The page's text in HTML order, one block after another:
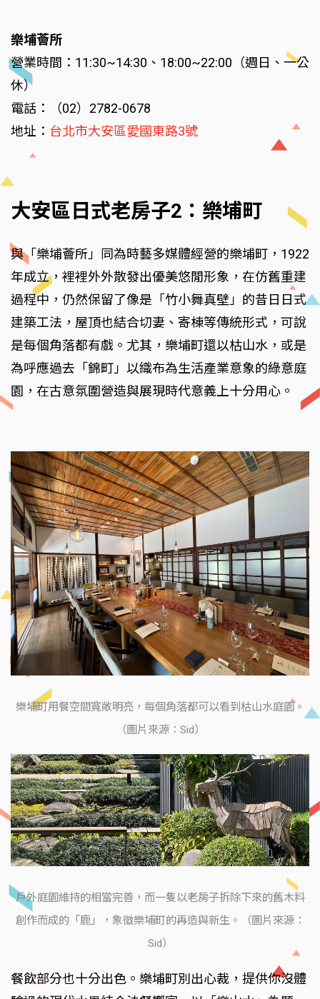
樂埔薈所
營業時間：11:30~14:30、18:00~22:00（週日、一公
休）
電話：（02）2782-0678
地址： 台北市大安區愛國東路3號
大安區日式老房子2：樂埔町
與「樂埔薈所」同為時藝多媒體經營的樂埔町，1922
年成立，裡裡外外散發出優美悠閒形象，在仿舊重建
過程中，仍然保留了像是「竹小舞真壁」的昔日日式
建築工法，屋頂也結合切妻、寄棟等傳統形式，可說
是每個角落都有戲。尤其，樂埔町還以枯山水，或是
為呼應過去「錦町」以織布為生活產業意象的綠意庭
園，在古意氛圍營造與展現時代意義上十分用心。
樂埔町用餐空間寬敞明亮，每個角落都可以看到枯山水庭園。
（圖片來源：Sid）
戶外庭園維持的相當完善，而一隻以老房子拆除下來的舊木料
創作而成的「鹿」，象徵樂埔町的再造與新生。（圖片來源：
Sid）
餐飲部分也十分出色。樂埔町別出心裁，提供你沒體